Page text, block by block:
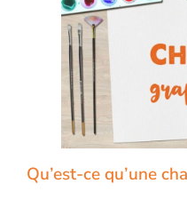
Qu’est-ce qu’une